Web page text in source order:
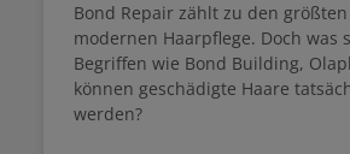
Bond Repair zählt zu den
modernen Haarpflege. Doch was
Begriffen wie Bond Building,
können geschädigte Haare
werden?